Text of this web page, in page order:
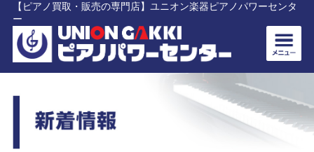
【ピアノ買取・販売の専門店】ユニオン楽器ピアノパワーセンタ
ー